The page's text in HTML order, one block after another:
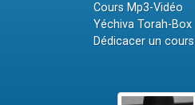
Cours Mp3-Vidéo
Yéchiva Torah-Box
Dédicacer un cours